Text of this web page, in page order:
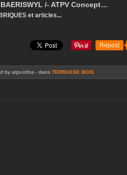
/- ATPV Concept…
et articles...
Repost
by atpv.infos - dans TERRASSE BOIS